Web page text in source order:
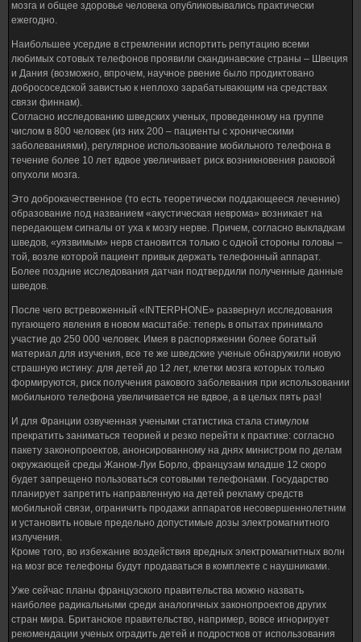
мозга и общее здоровье человека опубликовывались практически
ежегодно.
Наибольшее усердие в стремлении испортить репутацию всеми
любимых сотовых телефонов проявили скандинавские страны – Швеция
и Дания (возможно, впрочем, научное рвение было продиктовано
добрососедской завистью к неплохо зарабатывающим на средствах
связи финнам).
Согласно исследованию шведских ученых, проведенному на группе
числом в 800 человек (из них 200 – пациенты с хроническими
заболеваниями), регулярное использование мобильного телефона в
течение более 10 лет вдвое увеличивает риск возникновения раковой
опухоли мозга.
Это доброкачественное (то есть теоретически поддающееся лечению)
образование под названием «акустическая неврома» возникает на
передающем сигналы от уха к мозгу нерве. Причем, согласно выкладкам
шведов, «уязвимым» нерв становится только с одной стороны головы –
той, возле которой пациент привык держать телефонный аппарат.
Более поздние исследования датчан подтвердили полученные данные
шведов.
После чего встревоженный «INTERPHONE» развернул исследования
пугающего явления в новом масштабе: теперь в опытах принимало
участие до 250 000 человек. Имея в распоряжении более богатый
материал для изучения, все те же шведские ученые обнаружили новую
страшную истину: для детей до 12 лет, клетки мозга которых только
формируются, риск получения ракового заболевания при использовании
мобильного телефона увеличивается не вдвое, а в целых пять раз!
И для Франции озвученная учеными статистика стала стимулом
прекратить заниматься теорией и резко перейти к практике: согласно
пакету законопроектов, анонсированному на днях министром по делам
окружающей среды Жаном-Луи Борло, французам младше 12 скоро
будет запрещено пользоваться сотовыми телефонами. Государство
планирует запретить направленную на детей рекламу средств
мобильной связи, ограничить продажи аппаратов несовершеннолетним
и установить новые предельно допустимые дозы электромагнитного
излучения.
Кроме того, во избежание воздействия вредных электромагнитных волн
на мозг все телефоны будут продаваться в комплекте с наушниками.
Уже сейчас планы французского правительства можно назвать
наиболее радикальными среди аналогичных законопроектов других
стран мира. Британское правительство, например, вовсе игнорирует
рекомендации ученых оградить детей и подростков от использования